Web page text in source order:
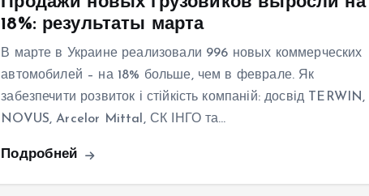
18%: результаты марта
В марте в Украине реализовали 996 новых коммерческих
автомобилей – на 18% больше, чем в феврале. Як
забезпечити розвиток і стійкість компаній: досвід TERWIN,
NOVUS, Arcelor Mittal, СК ІНГО та…
Подробней